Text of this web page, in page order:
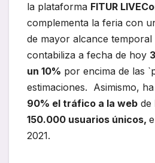
la plataforma FITUR
complementa la feria con
de mayor alcance
contabiliza a fecha de hoy
un 10% por encima de las
estimaciones. Asimismo,
90% el tráfico a la web de
150.000 usuarios únicos,
2021.